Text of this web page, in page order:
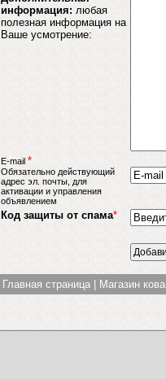
информация: любая
полезная информация на
Ваше усмотрение:
E-mail *
Обязательно действующий
адрес эл. почты, для
активации и управления
объявлением
Код защиты от спама*
Главная страница Магазин